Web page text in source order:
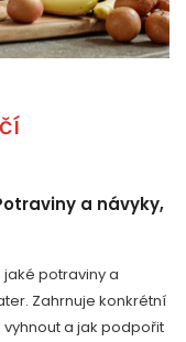
a návyky,
potraviny a
Zahrnuje konkrétní
vyhnout a jak podpořit